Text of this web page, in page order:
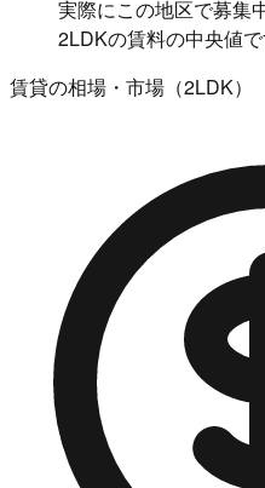
実際にこの地区で募集
2LDKの賃料の中央値
賃貸の相場・市場（2LDK）